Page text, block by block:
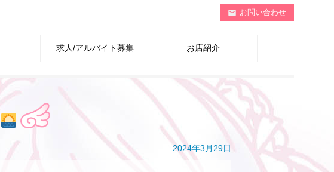
mail お問い合わせ
求人/アルバイト募集 お店紹介
2024年3月29日